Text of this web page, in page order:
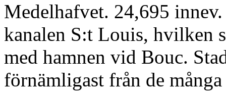
Medelhafvet. 24,695
kanalen S:t Louis, hvilken
med hamnen vid Bouc.
förnämligast från de